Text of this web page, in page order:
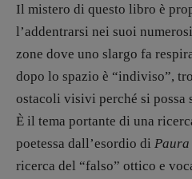
Stranimondi
Tornare a Ballard
Valerio
Vampirismi
Zong!
DIRETTRICE RESPONSABILE
Antonella Marrone
Il mistero di questo libro è
l’addentrarsi nei suoi
zone dove uno slargo fa
dopo lo spazio è “indiviso”,
ostacoli visivi perché si possa
È il tema portante di una
poetessa dall’esordio di
ricerca del “falso” ottico e